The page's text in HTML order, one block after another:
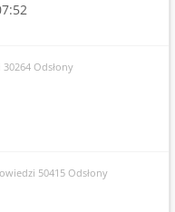
Odsłony
50415 Odsłony